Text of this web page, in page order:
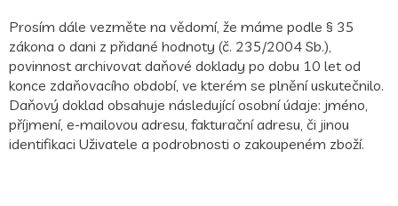
Prosím dále vezměte na vědomí, že máme podle § 35
zákona o dani z přidané hodnoty (č. 235/2004 Sb.),
povinnost archivovat daňové doklady po dobu 10 let od
konce zdaňovacího období, ve kterém se plnění uskutečnilo.
Daňový doklad obsahuje následující osobní údaje: jméno,
příjmení, e-mailovou adresu, fakturační adresu, či jinou
identifikaci Uživatele a podrobnosti o zakoupeném zboží.